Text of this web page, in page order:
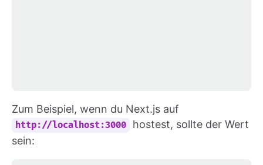
Zum Beispiel, wenn du Next.js auf
http://localhost:3000
hostest, sollte der Wert
sein: